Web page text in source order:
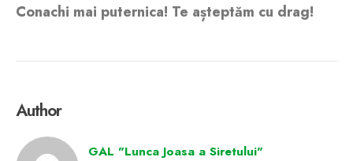
Conachi mai puternica! Te așteptăm cu drag!
Author
GAL "Lunca Joasa a Siretului"